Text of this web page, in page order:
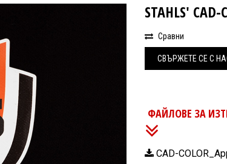
STAHLS'
Сравни
СВЪРЖЕТ​Е СЕ С
ФАЙЛОВЕ ЗА
CAD-